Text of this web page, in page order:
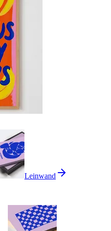
Leinwand